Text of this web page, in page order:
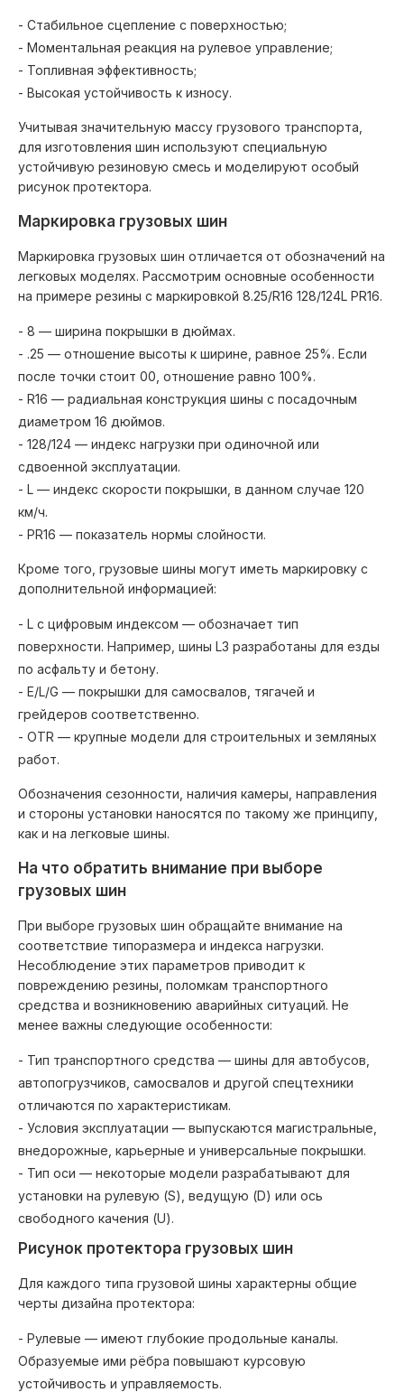
- Стабильное сцепление с поверхностью;
- Моментальная реакция на рулевое управление;
- Топливная эффективность;
- Высокая устойчивость к износу.
Учитывая значительную массу грузового транспорта,
для изготовления шин используют специальную
устойчивую резиновую смесь и моделируют особый
рисунок протектора.
Маркировка грузовых шин
Маркировка грузовых шин отличается от обозначений на
легковых моделях. Рассмотрим основные особенности
на примере резины с маркировкой 8.25/R16 128/124L PR16.
- 8 — ширина покрышки в дюймах.
- .25 — отношение высоты к ширине, равное 25%. Если
после точки стоит 00, отношение равно 100%.
- R16 — радиальная конструкция шины с посадочным
диаметром 16 дюймов.
- 128/124 — индекс нагрузки при одиночной или
сдвоенной эксплуатации.
- L — индекс скорости покрышки, в данном случае 120
км/ч.
- PR16 — показатель нормы слойности.
Кроме того, грузовые шины могут иметь маркировку с
дополнительной информацией:
- L c цифровым индексом — обозначает тип
поверхности. Например, шины L3 разработаны для езды
по асфальту и бетону.
- E/L/G — покрышки для самосвалов, тягачей и
грейдеров соответственно.
- OTR — крупные модели для строительных и земляных
работ.
Обозначения сезонности, наличия камеры, направления
и стороны установки наносятся по такому же принципу,
как и на легковые шины.
На что обратить внимание при выборе
грузовых шин
При выборе грузовых шин обращайте внимание на
соответствие типоразмера и индекса нагрузки.
Несоблюдение этих параметров приводит к
повреждению резины, поломкам транспортного
средства и возникновению аварийных ситуаций. Не
менее важны следующие особенности:
- Тип транспортного средства — шины для автобусов,
автопогрузчиков, самосвалов и другой спецтехники
отличаются по характеристикам.
- Условия эксплуатации — выпускаются магистральные,
внедорожные, карьерные и универсальные покрышки.
- Тип оси — некоторые модели разрабатывают для
установки на рулевую (S), ведущую (D) или ось
свободного качения (U).
Рисунок протектора грузовых шин
Для каждого типа грузовой шины характерны общие
черты дизайна протектора:
- Рулевые — имеют глубокие продольные каналы.
Образуемые ими рёбра повышают курсовую
устойчивость и управляемость.